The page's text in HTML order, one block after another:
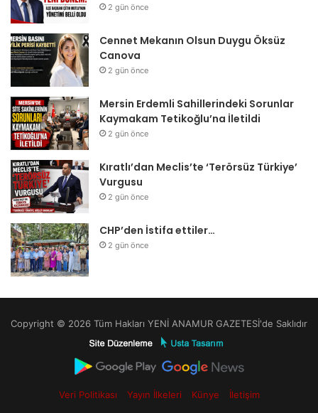
2 gün önce
Cennet Mekanın Olsun Duygu Öksüz
Canova
2 gün önce
Mersin Erdemli Sahillerindeki Sorunlar
Kaymakam Tetikoğlu’na İletildi
2 gün önce
Kıratlı’dan Meclis’te ‘Terörsüz Türkiye’
Vurgusu
2 gün önce
CHP’den İstifa ettiler…
2 gün önce
Copyright © 2026 Tüm Hakları YENİ ANAMUR GAZETESİ'de Saklıdır
Veri Politikası Yayın İlkeleri Künye İletişim